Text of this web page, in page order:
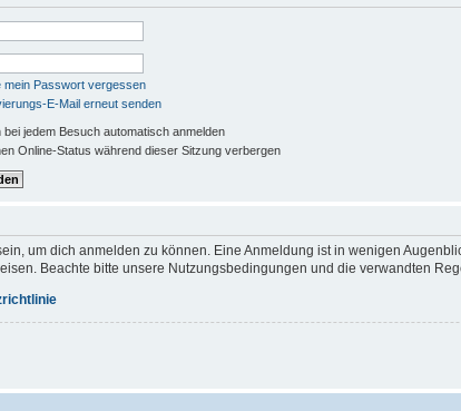
mein Passwort vergessen
E-Mail erneut senden
bei jedem Besuch automatisch anmelden
Online-Status während dieser Sitzung verbergen
um dich anmelden zu können. Eine Anmeldung ist in wenigen
Beachte bitte unsere Nutzungsbedingungen und die verwandten